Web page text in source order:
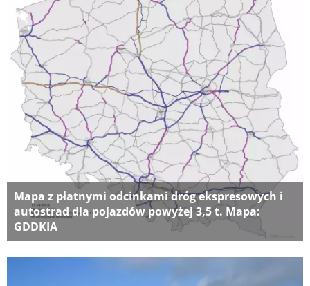
Mapa z płatnymi odcinkami dróg ekspresowych i
autostrad dla pojazdów powyżej 3,5 t. Mapa:
GDDKIA